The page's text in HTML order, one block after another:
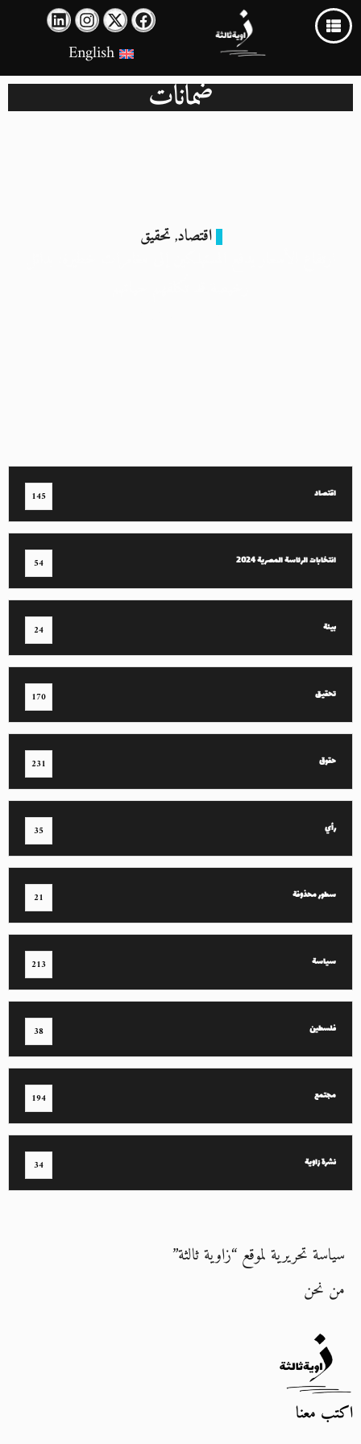
English
ضمانات
اقتصاد,تحقيق
اقتصاد 145
انتخابات الرئاسة المصرية 2024 54
بيئة 24
تحقيق 170
حقوق 231
رأي 35
سطور محذوفة 21
سياسة 213
فلسطين 38
مجتمع 194
نشرة زاوية 34
سياسة تحريرية لموقع “زاوية ثالثة”
من نحن
اكتب معنا